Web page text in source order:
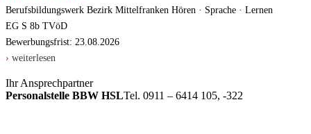
Berufsbildungswerk Bezirk Mittelfranken Hören · Sprache · Lernen
EG S 8b TVöD
Bewerbungsfrist: 23 08 2026
› weiterlesen
Ihr Ansprechpartner
Personalstelle BBW HSLTel. 0911 – 6414 105, -322